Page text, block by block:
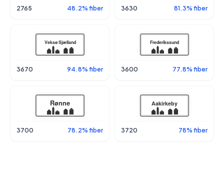
2765 48.2% fiber 3630 81.3% fiber
3670 94.8% fiber 3600 77.8% fiber
3700 78.2% fiber 3720 78% fiber